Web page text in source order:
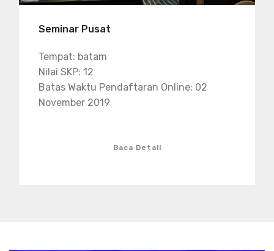
Seminar Pusat
Tempat: batam
Nilai SKP: 12
Batas Waktu Pendaftaran Online: 02
November 2019
Baca Detail